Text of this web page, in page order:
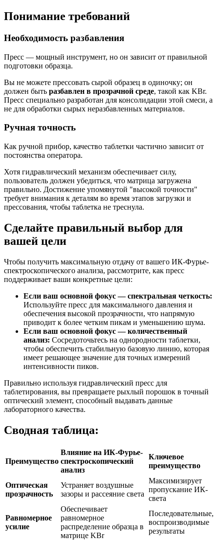
Понимание требований
Необходимость разбавления
Пресс — мощный инструмент, но он зависит от правильной
подготовки образца.
Вы не можете прессовать сырой образец в одиночку; он
должен быть разбавлен в прозрачной среде, такой как KBr.
Пресс специально разработан для консолидации этой смеси, а
не для обработки сырых неразбавленных материалов.
Ручная точность
Как ручной прибор, качество таблетки частично зависит от
постоянства оператора.
Хотя гидравлический механизм обеспечивает силу,
пользователь должен убедиться, что матрица загружена
правильно. Достижение упомянутой "высокой точности"
требует внимания к деталям во время этапов загрузки и
прессования, чтобы таблетка не треснула.
Сделайте правильный выбор для
вашей цели
Чтобы получить максимальную отдачу от вашего ИК-Фурье-
спектроскопического анализа, рассмотрите, как пресс
поддерживает ваши конкретные цели:
Если ваш основной фокус — спектральная четкость:
Используйте пресс для максимального давления и
обеспечения высокой прозрачности, что напрямую
приводит к более четким пикам и уменьшению шума.
Если ваш основной фокус — количественный
анализ: Сосредоточьтесь на однородности таблетки,
чтобы обеспечить стабильную базовую линию, которая
имеет решающее значение для точных измерений
интенсивности пиков.
Правильно используя гидравлический пресс для
таблетирования, вы превращаете рыхлый порошок в точный
оптический элемент, способный выдавать данные
лабораторного качества.
Сводная таблица:
Преимущество
Влияние на ИК-Фурье-
спектроскопический
анализ
Ключевое
преимущество
Оптическая
прозрачность
Устраняет воздушные
зазоры и рассеяние света
Максимизирует
пропускание ИК-
света
Равномерное
усилие
Обеспечивает
равномерное
распределение образца в
матрице KBr
Последовательные,
воспроизводимые
результаты